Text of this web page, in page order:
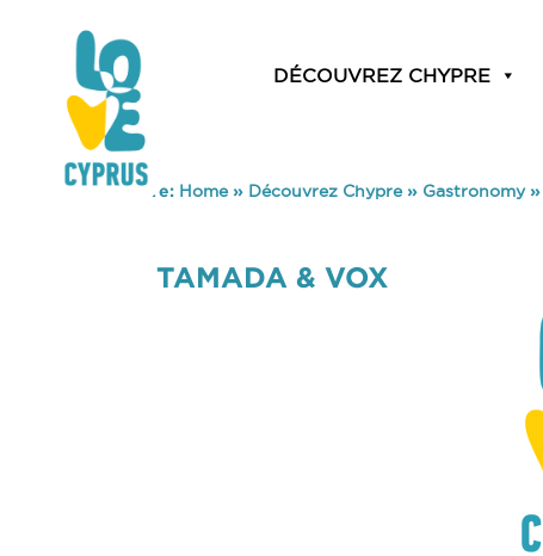
DÉCOUVREZ CHYPRE
You are here: Home» Découvrez Chypre» Gastronomy»
TAMADA & VOX